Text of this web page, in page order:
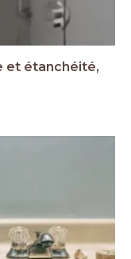
et étanchéité,